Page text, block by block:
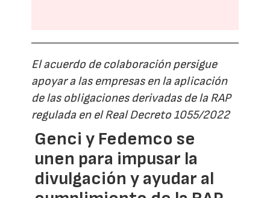
El acuerdo de colaboración persigue
apoyar a las empresas en la aplicación
de las obligaciones derivadas de la RAP
regulada en el Real Decreto 1055/2022
Genci y Fedemco se
unen para impusar la
divulgación y ayudar al